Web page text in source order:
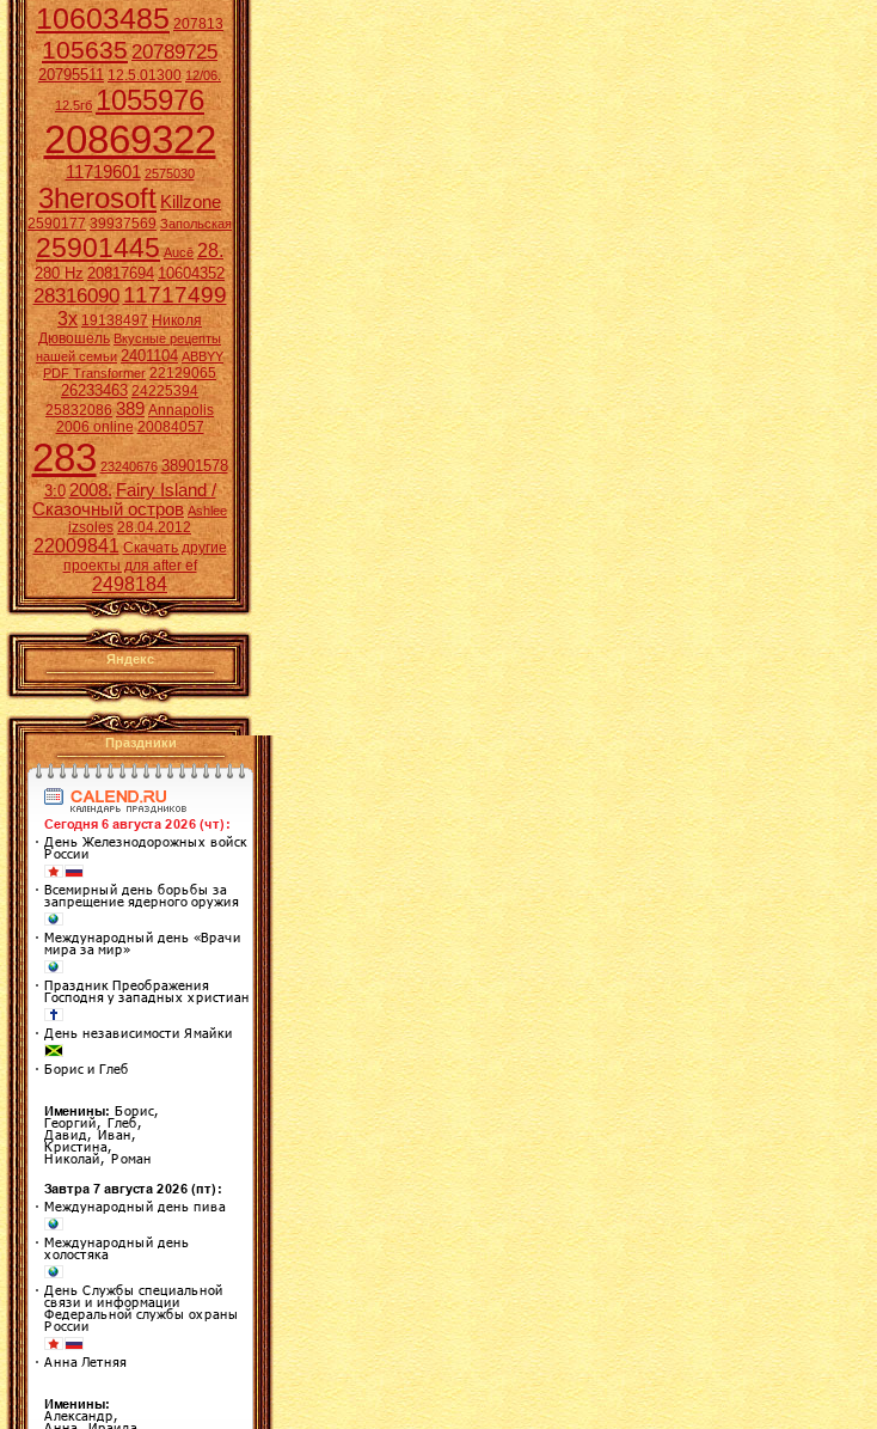
10603485 207813
10563520789725
20795511 12.5.01300 12/06.
12.5гб 1055976
20869322
11719601 2575030
3herosoft Killzone
2590177 39937569 Запольская
25901445 Aucē 28.
280 Hz 20817694 10604352
2831609011717499
3x 19138497 Николя
Дювошель Вкусные рецепты
нашей семьи 2401104 ABBYY
PDF Transformer 22129065
26233463 24225394
25832086 389 Annapolis
2006 online 20084057
283 23240676 38901578
3:0 2008. Fairy Island /
Сказочный остров Ashlee
izsoles 28.04.2012
22009841 Скачать другие
проекты для after ef
2498184
Яндекс
Праздники